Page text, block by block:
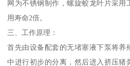
网为不锈钢制作，螺旋蛟龙叶片采用
用寿命2倍。
三、工作原理：
首先由设备配套的无堵塞液下泵将养
中进行初步的分离，然后进入挤压猪